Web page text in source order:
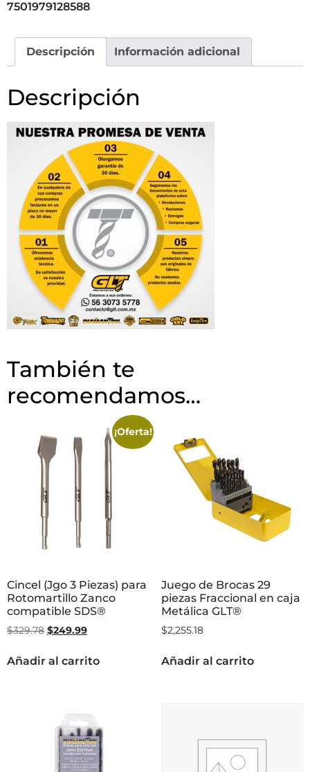
7501979128588
Descripción Información adicional
Descripción
También te
recomendamos…
¡Oferta!
Cincel (Jgo 3 Piezas) para
Rotomartillo Zanco
compatible SDS®
$329.78 $249.99
Añadir al carrito
Juego de Brocas 29
piezas Fraccional en caja
Metálica GLT®
$2,255.18
Añadir al carrito